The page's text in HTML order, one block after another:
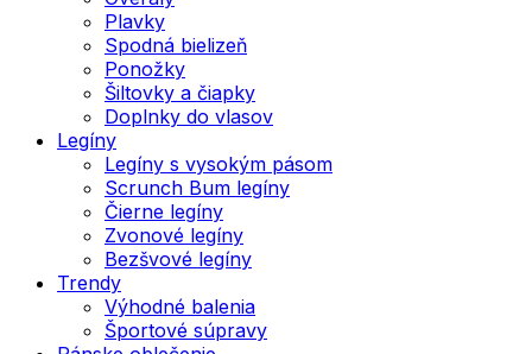
Plavky
Spodná bielizeň
Ponožky
Šiltovky a čiapky
Doplnky do vlasov
Legíny
Legíny s vysokým pásom
Scrunch Bum legíny
Čierne legíny
Zvonové legíny
Bezšvové legíny
Trendy
Výhodné balenia
Športové súpravy